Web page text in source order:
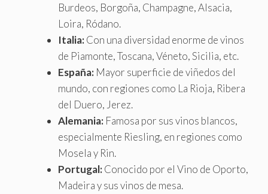
Burdeos, Borgoña, Champagne, Alsacia,
Loira, Ródano.
Italia:Con una diversidad enorme de vinos
de Piamonte, Toscana, Véneto, Sicilia, etc.
España:Mayor superficie de viñedos del
mundo, con regiones como La Rioja, Ribera
del Duero, Jerez.
Alemania:Famosa por sus vinos blancos,
especialmente Riesling, en regiones como
Mosela y Rin.
Portugal:Conocido por el Vino de Oporto,
Madeira y sus vinos de mesa.